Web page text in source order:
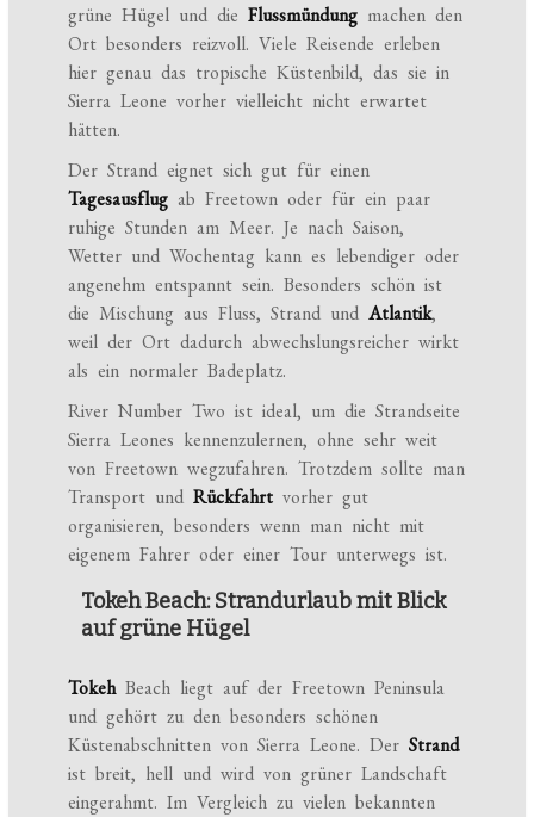
grüne Hügel und dieFlussmündung machen den
Ort besonders reizvoll. Viele Reisende erleben
hier genau das tropische Küstenbild, das sie in
Sierra Leone vorher vielleicht nicht erwartet
hätten.
Der Strand eignet sich gut für einen
Tagesausflug ab Freetown oder für ein paar
ruhige Stunden am Meer. Je nach Saison,
Wetter und Wochentag kann es lebendiger oder
angenehm entspannt sein. Besonders schön ist
die Mischung aus Fluss, Strand undAtlantik,
weil der Ort dadurch abwechslungsreicher wirkt
als ein normaler Badeplatz.
River Number Two ist ideal, um die Strandseite
Sierra Leones kennenzulernen, ohne sehr weit
von Freetown wegzufahren. Trotzdem sollte man
Transport undRückfahrt vorher gut
organisieren, besonders wenn man nicht mit
eigenem Fahrer oder einer Tour unterwegs ist.
Tokeh Beach: Strandurlaub mit Blick
auf grüne Hügel
TokehBeach liegt auf der Freetown Peninsula
und gehört zu den besonders schönen
Küstenabschnitten von Sierra Leone. DerStrand
ist breit, hell und wird von grüner Landschaft
eingerahmt. Im Vergleich zu vielen bekannten